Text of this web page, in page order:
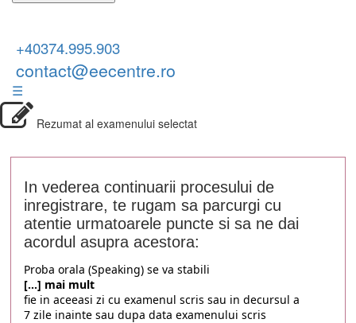
+40374.995.903
contact@eecentre.ro
☰
Rezumat al examenului selectat
In vederea continuarii procesului de
inregistrare, te rugam sa parcurgi cu
atentie urmatoarele puncte si sa ne dai
acordul asupra acestora:
Proba orala (Speaking) se va stabili
[...] mai mult
fie in aceeasi zi cu examenul scris sau in decursul a
7 zile inainte sau dupa data examenului scris